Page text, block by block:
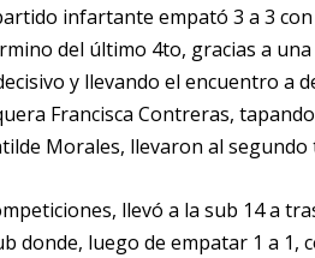
infartante empató 3 a 3
del último 4to, gracias a
y llevando el encuentro a
Francisca Contreras,
Morales, llevaron al
llevó a la sub 14 a
donde, luego de empatar 1 a 1,